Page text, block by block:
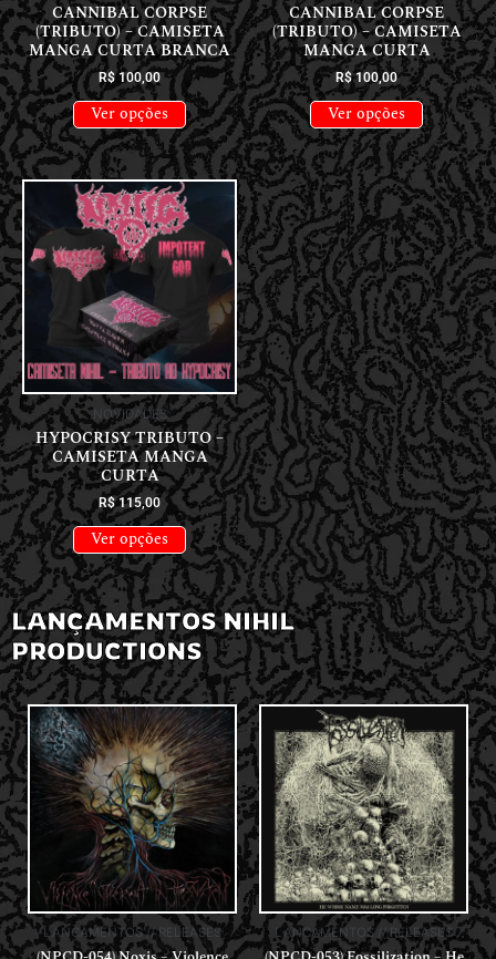
CANNIBAL CORPSE
(TRIBUTO) – CAMISETA
MANGA CURTA BRANCA
R$100,00
Ver opções
CANNIBAL CORPSE
(TRIBUTO) – CAMISETA
MANGA CURTA
R$100,00
Ver opções
NOVIDADES
HYPOCRISY TRIBUTO –
CAMISETA MANGA
CURTA
R$115,00
Ver opções
LANÇAMENTOS NIHIL
PRODUCTIONS
LANÇAMENTOS // RELEASES LANÇAMENTOS // RELEASES